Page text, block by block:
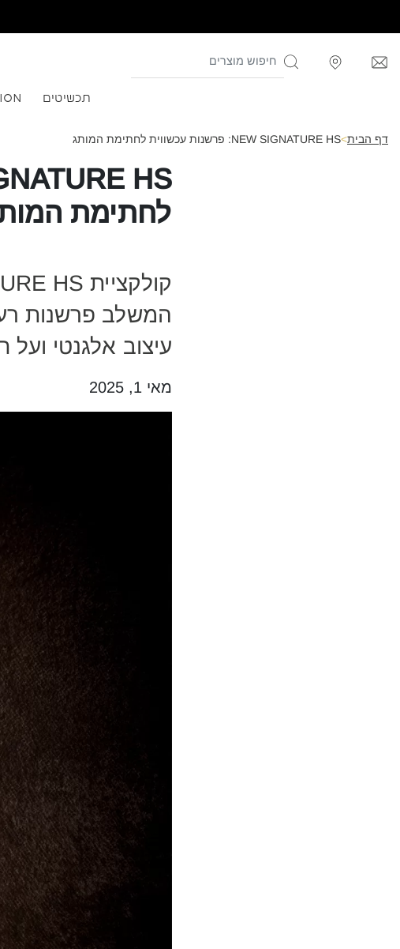
תכשיטים
דף הבית>NEW SIGNATURE HS: פרשנות עכשווית לחתימת המותג
לחתימת
המשלב פרשנות
עיצוב אלגנטי
מאי 1, 2025